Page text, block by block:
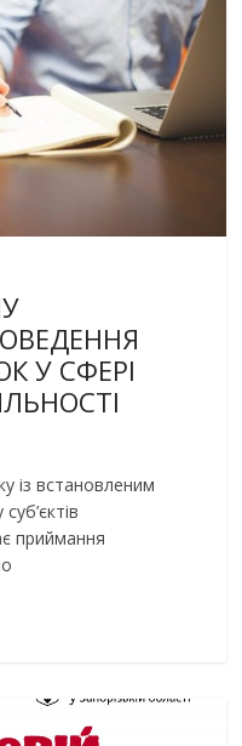
У СФЕРІ
із встановленим
приймання